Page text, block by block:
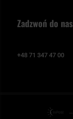
Zadzwoń do nas
+48 71 347 47 00